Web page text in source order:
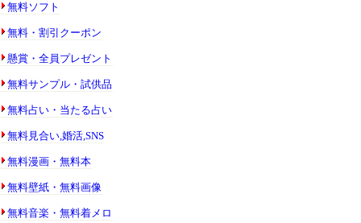
無料ソフト
無料・割引クーポン
懸賞・全員プレゼント
無料サンプル・試供品
無料占い・当たる占い
無料見合い,婚活,SNS
無料漫画・無料本
無料壁紙・無料画像
無料音楽・無料着メロ